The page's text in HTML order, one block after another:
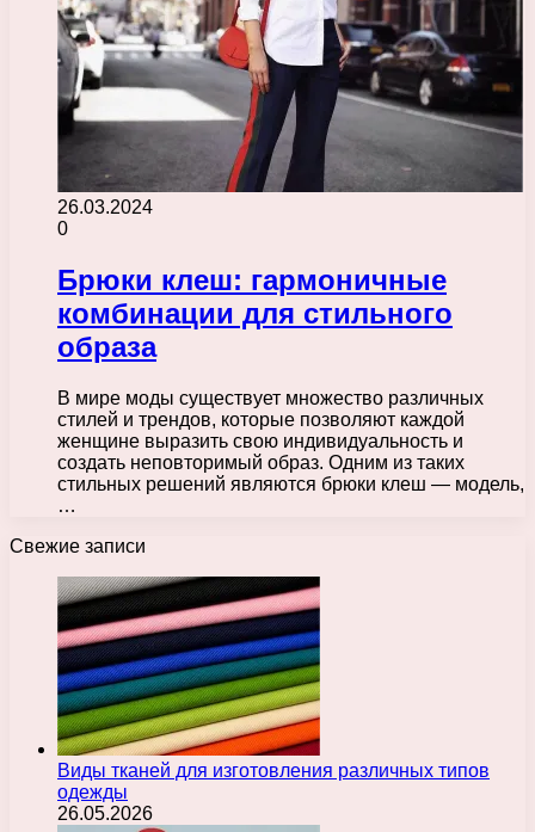
26.03.2024
0
Брюки клеш: гармоничные
комбинации для стильного
образа
В мире моды существует множество различных
стилей и трендов, которые позволяют каждой
женщине выразить свою индивидуальность и
создать неповторимый образ. Одним из таких
стильных решений являются брюки клеш — модель,
…
Свежие записи
Виды тканей для изготовления различных типов
одежды
26.05.2026